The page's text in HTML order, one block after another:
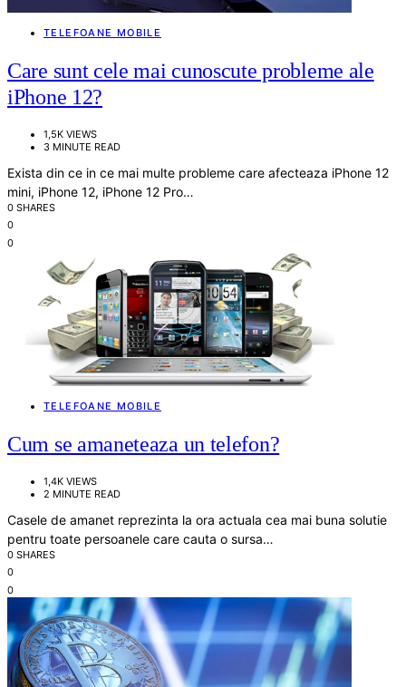
TELEFOANE MOBILE
Care sunt cele mai cunoscute probleme ale
iPhone 12?
1,5K VIEWS
3 MINUTE READ
Exista din ce in ce mai multe probleme care afecteaza iPhone 12
mini, iPhone 12, iPhone 12 Pro…
0 SHARES
0
0
TELEFOANE MOBILE
Cum se amaneteaza un telefon?
1,4K VIEWS
2 MINUTE READ
Casele de amanet reprezinta la ora actuala cea mai buna solutie
pentru toate persoanele care cauta o sursa…
0 SHARES
0
0